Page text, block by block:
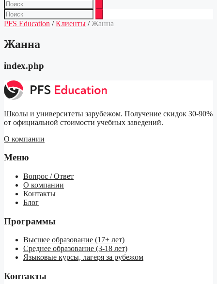
PFS Education / Клиенты / Жанна
Жанна
index.php
Школы и университеты зарубежом. Получение скидок 30-90%
от официальной стоимости учебных заведений.
О компании
Меню
Вопрос / Ответ
О компании
Контакты
Блог
Программы
Высшее образование (17+ лет)
Среднее образование (3-18 лет)
Языковые курсы, лагеря за рубежом
Контакты